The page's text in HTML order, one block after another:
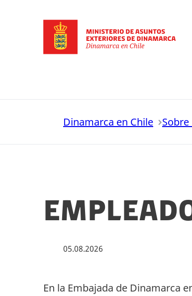
Dinamarca en Chile
05.08.2026
En la Embajada de Dinamarca